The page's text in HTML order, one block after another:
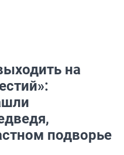
на
подворье